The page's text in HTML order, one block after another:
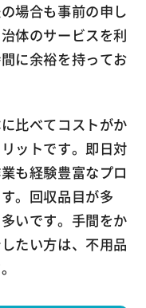
場合も事前の申し
体のサービスを利
に余裕を持ってお
比べてコストがか
ットです。即日対
も経験豊富なプロ
。回収品目が多
いです。手間をか
たい方は、不用品